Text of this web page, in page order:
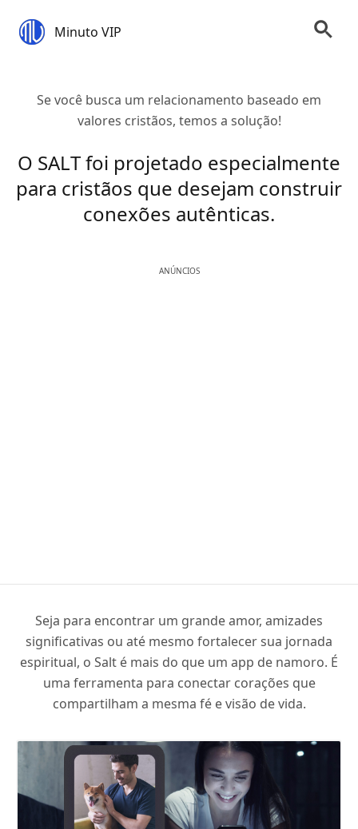
Minuto VIP
Se você busca um relacionamento baseado em
valores cristãos, temos a solução!
O SALT foi projetado especialmente
para cristãos que desejam construir
conexões autênticas.
ANÚNCIOS
Seja para encontrar um grande amor, amizades
significativas ou até mesmo fortalecer sua jornada
espiritual, o Salt é mais do que um app de namoro. É
uma ferramenta para conectar corações que
compartilham a mesma fé e visão de vida.